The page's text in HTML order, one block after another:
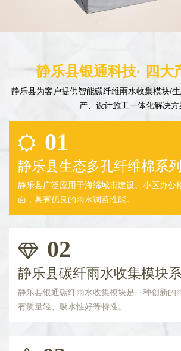
静乐县银通科技· 四大
静乐县为客户提供智能碳纤维雨水收集模块/
产、设计施工一体化解决方
01
静乐县生态多孔纤维棉系列
静乐县广泛应用于海绵城市建设、小区办公
面，具有优良的雨水调蓄性能。
02
静乐县碳纤雨水收集模块
静乐县银通碳纤雨水收集模块是一种创新的
有质量轻、吸水性好等特性。